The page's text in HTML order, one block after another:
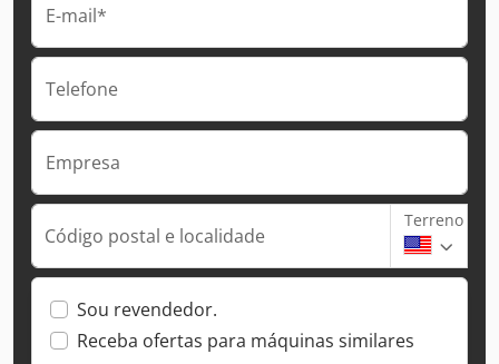
E-mail*
Telefone
Empresa
Código postal e localidade
Terreno
Sou revendedor.
Receba ofertas para máquinas similares